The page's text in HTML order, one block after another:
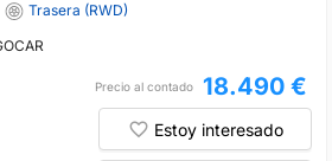
Trasera (RWD)
Precio al contado 18.490 €
Estoy interesado